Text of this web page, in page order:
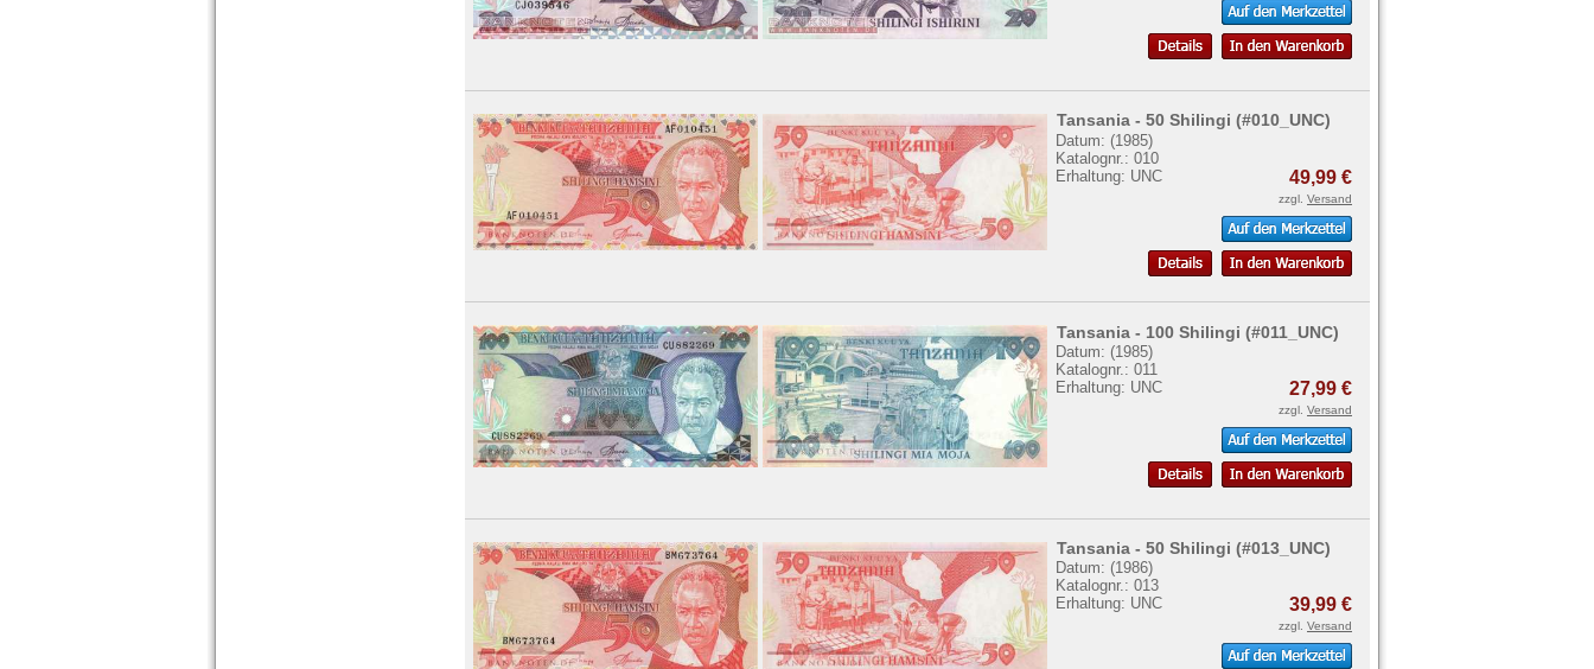
Tansania - 50 Shilingi (#010_UNC)
Datum: (1985)
Katalognr.: 010
Erhaltung: UNC
49,99 €
zzgl. Versand
Tansania - 100 Shilingi (#011_UNC)
Datum: (1985)
Katalognr.: 011
Erhaltung: UNC
27,99 €
zzgl. Versand
Tansania - 50 Shilingi (#013_UNC)
Datum: (1986)
Katalognr.: 013
Erhaltung: UNC
39,99 €
zzgl. Versand